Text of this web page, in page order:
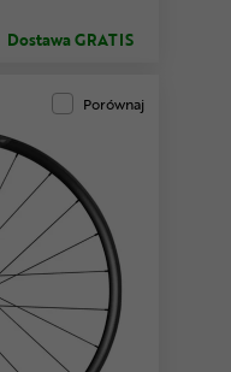
Dostawa GRATIS
Porównaj